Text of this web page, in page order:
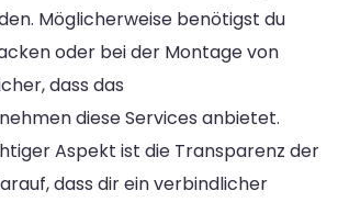
Möglicherweise benötigst du
oder bei der Montage von
dass das
diese Services anbietet.
Aspekt ist die Transparenz der
dass dir ein verbindlicher